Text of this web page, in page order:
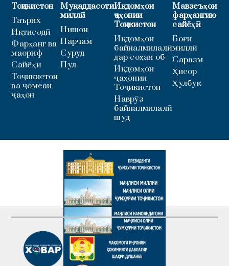
Тоҷикистон
Таърих
Иқтисодӣ
Фарҳанг ва
маориф
Сайёҳӣ
Тоҷикистон
ва ҷомеаи
ҷаҳон
Муқаддасоти
миллӣ
Нишон
Парчам
Суруд
Пул
Иқдомҳои
ҷаҳонии
Тоҷикистон
Иқдомҳои
байналмилалӣ
дар соҳаи об
Иқдомҳои
ҷаҳонии
Тоҷикистон
Наврӯз
байналмилалӣ
шуд
Мавзеъҳои
фарҳангию
сайёҳӣ
Боғи
миллӣ
Саразм
Ҳисор
Ҳулбук